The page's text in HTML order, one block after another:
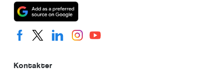
Kontakter